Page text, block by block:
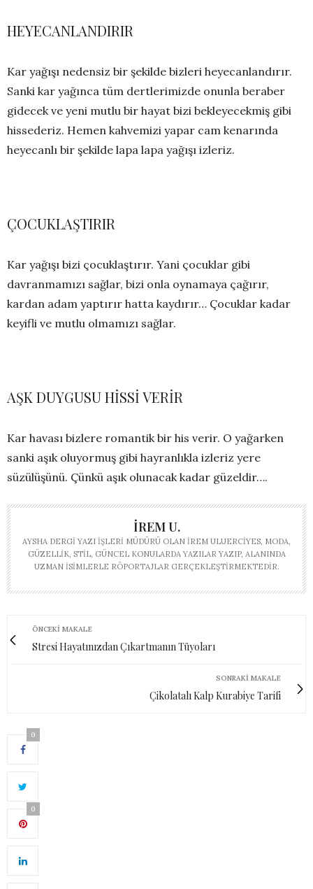
HEYECANLANDIRIR
Kar yağışı nedensiz bir şekilde bizleri heyecanlandırır.
Sanki kar yağınca tüm dertlerimizde onunla beraber
gidecek ve yeni mutlu bir hayat bizi bekleyecekmiş gibi
hissederiz. Hemen kahvemizi yapar cam kenarında
heyecanlı bir şekilde lapa lapa yağışı izleriz.
ÇOCUKLAŞTIRIR
Kar yağışı bizi çocuklaştırır. Yani çocuklar gibi
davranmamızı sağlar, bizi onla oynamaya çağırır,
kardan adam yaptırır hatta kaydırır… Çocuklar kadar
keyifli ve mutlu olmamızı sağlar.
AŞK DUYGUSU HİSSİ VERİR
Kar havası bizlere romantik bir his verir. O yağarken
sanki aşık oluyormuş gibi hayranlıkla izleriz yere
süzülüşünü. Çünkü aşık olunacak kadar güzeldir….
İREM U.
AYSHA DERGI YAZI İŞLERI MÜDÜRÜ OLAN İREM ULUERCIYES, MODA,
GÜZELLIK, STIL, GÜNCEL KONULARDA YAZILAR YAZIP, ALANINDA
UZMAN ISIMLERLE RÖPORTAJLAR GERÇEKLEŞTIRMEKTEDIR.
ÖNCEKI MAKALE
Stresi Hayatınızdan Çıkartmanın Tüyoları
SONRAKI MAKALE
Çikolatalı Kalp Kurabiye Tarifi
0
0